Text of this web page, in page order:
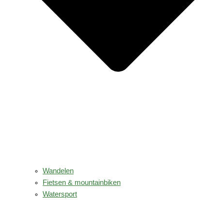
Wandelen
Fietsen & mountainbiken
Watersport